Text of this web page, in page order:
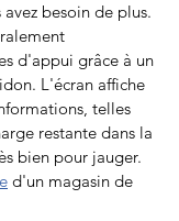
besoin de plus.
d'appui grâce à un
L'écran affiche
telles
restante dans la
bien pour jauger.
d'un magasin de